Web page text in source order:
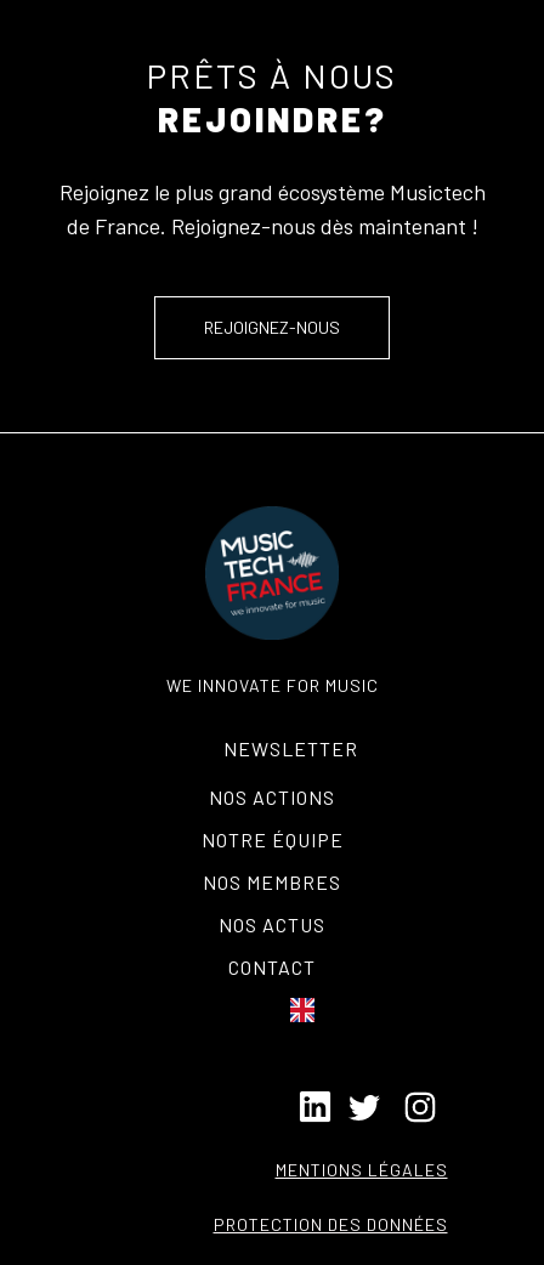
PRÊTS À NOUS
REJOINDRE?
Rejoignez le plus grand écosystème Musictech
de France. Rejoignez-nous dès maintenant !
REJOIGNEZ-NOUS
WE INNOVATE FOR MUSIC
NEWSLETTER
NOS ACTIONS
NOTRE ÉQUIPE
NOS MEMBRES
NOS ACTUS
CONTACT
MENTIONS LÉGALES
PROTECTION DES DONNÉES